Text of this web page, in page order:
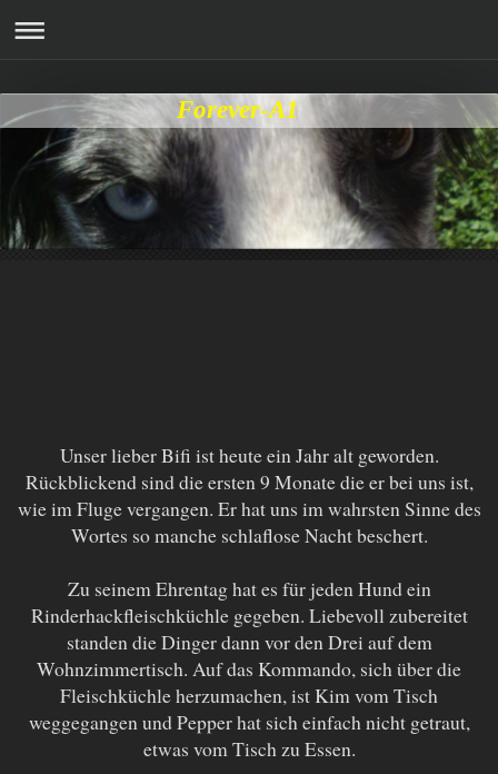
Forever-A1
Unser lieber Bifi ist heute ein Jahr alt geworden.
Rückblickend sind die ersten 9 Monate die er bei uns ist,
wie im Fluge vergangen. Er hat uns im wahrsten Sinne des
Wortes so manche schlaflose Nacht beschert.
Zu seinem Ehrentag hat es für jeden Hund ein
Rinderhackfleischküchle gegeben. Liebevoll zubereitet
standen die Dinger dann vor den Drei auf dem
Wohnzimmertisch. Auf das Kommando, sich über die
Fleischküchle herzumachen, ist Kim vom Tisch
weggegangen und Pepper hat sich einfach nicht getraut,
etwas vom Tisch zu Essen.